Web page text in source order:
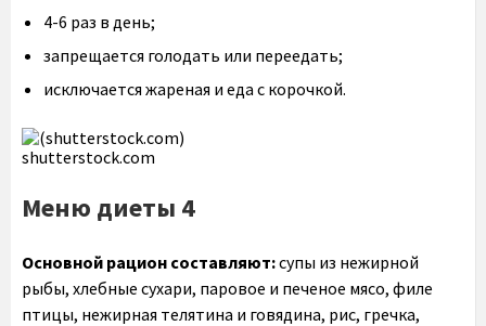
4-6 раз в день;
запрещается голодать или переедать;
исключается жареная и еда с корочкой.
shutterstock.com
Меню диеты 4
Основной рацион составляют:супы из нежирной
рыбы, хлебные сухари, паровое и печеное мясо, филе
птицы, нежирная телятина и говядина, рис, гречка,